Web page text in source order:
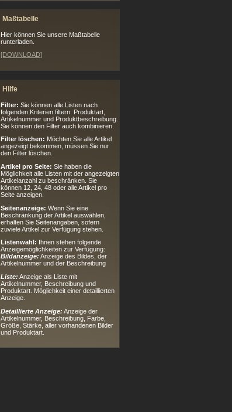
Maßtabelle
Hier können Sie unsere Maßtabelle
runterladen.
[DOWNLOAD]
Hilfe
Filter: Sie können alle Listen nach
folgenden Kriterien filtern. Produktart,
Artikelnummer und Produktbeschreibung.
Sie können den Filter auch kombinieren.
Filter löschen: Möchten Sie alle Artikel
angezeigt bekommen, müssen Sie nur
den Filter löschen.
Artikel pro Seite: Sie haben die
Möglichkeit alle Listen mit der angezeigten
Artikelanzahl zu beschränken. Sie
können 12, 24, 48 oder alle Artikel pro
Seite anzeigen.
Seitenanzeige: Wenn Sie eine
Beschränkung der Artikel auswählen,
erhalten Sie Seitenangaben, sofern
zuviele Artikel zur Verfügung stehen.
Listenwahl: Ihnen stehen folgende
Anzeigemöglichkeiten zur Verfügung:
Bildanzeige: Anzeige des Bildes, der
Artikelnummer und der Beschreibung
Liste: Anzeige als Liste mit
Artikelnummer, Beschreibung und
Produktart. Möglichkeit einer detaillierten
Anzeige.
Detaillierte Anzeige: Anzeige der
Artikelnummer, Beschreibung, Farbe,
Größe, Stärke, aller vorhandenen Bilder
und Produktart.